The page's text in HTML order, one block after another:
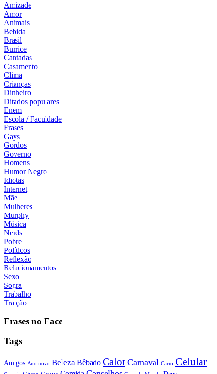
Amizade
Amor
Animais
Bebida
Brasil
Burrice
Cantadas
Casamento
Clima
Crianças
Dinheiro
Ditados populares
Enem
Escola / Faculdade
Frases
Gays
Gordos
Governo
Homens
Humor Negro
Idiotas
Internet
Mãe
Mulheres
Murphy
Música
Nerds
Pobre
Políticos
Reflexão
Relacionamentos
Sexo
Sogra
Trabalho
Traição
Frases no Face
Tags
Amigos Ano novo Beleza Bêbado Calor Carnaval Carro Celular